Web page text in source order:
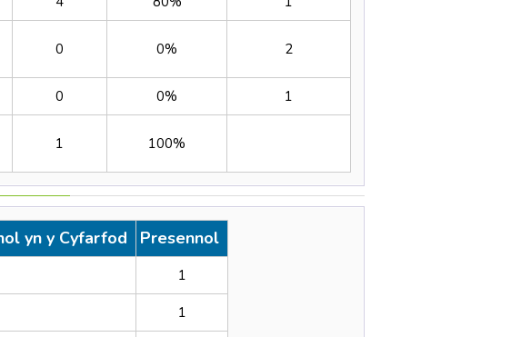
0 0% 2
0 0% 1
1 100%
yn y Cyfarfod Presennol
1
1